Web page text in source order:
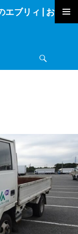
エブリィ | お電話